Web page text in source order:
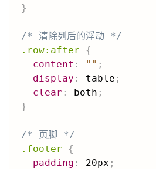
}
/* 清除列后的浮动 */
.row:after
{
content : "" ;
display : table ;
clear : both ;
}
/* 页脚 */
.footer
{
padding : 20px ;